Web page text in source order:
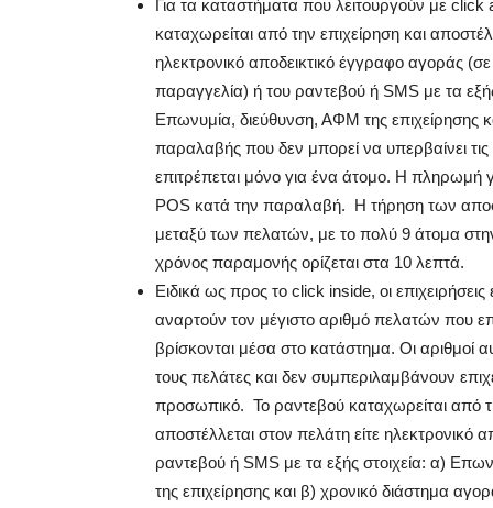
Για τα καταστήματα που λειτουργούν με
καταχωρείται από την επιχείρηση και
ηλεκτρονικό αποδεικτικό έγγραφο αγοράς
παραγγελία) ή του ραντεβού ή SMS με τα
Επωνυμία, διεύθυνση, ΑΦΜ της επιχείρησης
παραλαβής που δεν μπορεί να υπερβαίνει
επιτρέπεται μόνο για ένα άτομο. Η πληρωμή
POS κατά την παραλαβή. Η τήρηση των
μεταξύ των πελατών, με το πολύ 9 άτομα
χρόνος παραμονής ορίζεται στα 10 λεπτά.
Ειδικά ως προς το click inside, οι
αναρτούν τον μέγιστο αριθμό πελατών που
βρίσκονται μέσα στο κατάστημα. Οι αριθμοί
τους πελάτες και δεν συμπεριλαμβάνουν
προσωπικό. Το ραντεβού καταχωρείται από
αποστέλλεται στον πελάτη είτε ηλεκτρονικό
ραντεβού ή SMS με τα εξής στοιχεία: α)
της επιχείρησης και β) χρονικό διάστημα